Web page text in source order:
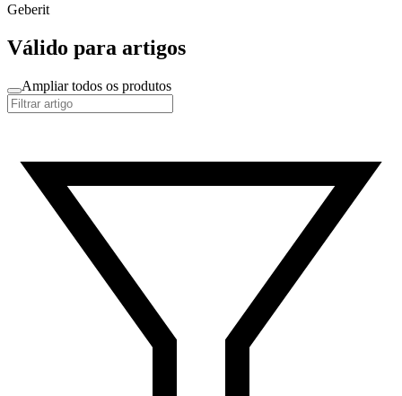
Geberit
Válido para artigos
Ampliar todos os produtos